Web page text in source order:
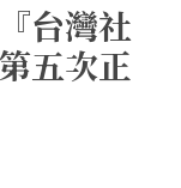
台灣社
五次正